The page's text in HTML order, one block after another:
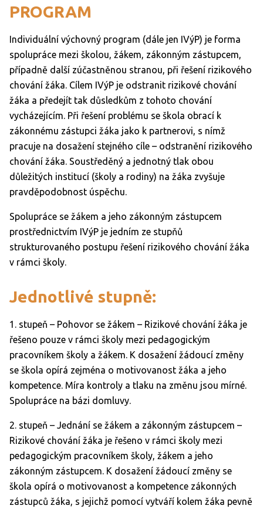
PROGRAM
Individuální výchovný program (dále jen IVýP) je forma
spolupráce mezi školou, žákem, zákonným zástupcem,
případně další zúčastněnou stranou, při řešení rizikového
chování žáka. Cílem IVýP je odstranit rizikové chování
žáka a předejít tak důsledkům z tohoto chování
vycházejícím. Při řešení problému se škola obrací k
zákonnému zástupci žáka jako k partnerovi, s nímž
pracuje na dosažení stejného cíle – odstranění rizikového
chování žáka. Soustředěný a jednotný tlak obou
důležitých institucí (školy a rodiny) na žáka zvyšuje
pravděpodobnost úspěchu.
Spolupráce se žákem a jeho zákonným zástupcem
prostřednictvím IVýP je jedním ze stupňů
strukturovaného postupu řešení rizikového chování žáka
v rámci školy.
Jednotlivé stupně:
1. stupeň – Pohovor se žákem – Rizikové chování žáka je
řešeno pouze v rámci školy mezi pedagogickým
pracovníkem školy a žákem. K dosažení žádoucí změny
se škola opírá zejména o motivovanost žáka a jeho
kompetence. Míra kontroly a tlaku na změnu jsou mírné.
Spolupráce na bázi domluvy.
2. stupeň – Jednání se žákem a zákonným zástupcem –
Rizikové chování žáka je řešeno v rámci školy mezi
pedagogickým pracovníkem školy, žákem a jeho
zákonným zástupcem. K dosažení žádoucí změny se
škola opírá o motivovanost a kompetence zákonných
zástupců žáka, s jejichž pomocí vytváří kolem žáka pevně